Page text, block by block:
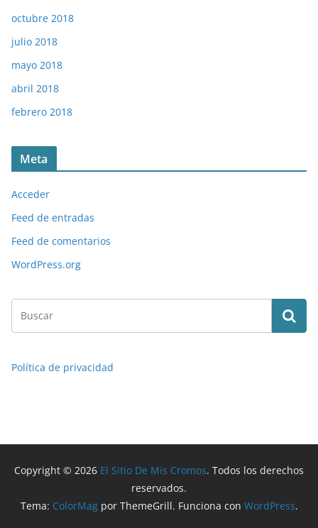
octubre 2018
julio 2018
mayo 2018
abril 2018
febrero 2018
Meta
Acceder
Feed de entradas
Feed de comentarios
WordPress.org
Política de privacidad
Copyright © 2026 El Sitio De Mis Cromos. Todos los derechos
reservados.
Tema: ColorMagpor ThemeGrill. Funciona con WordPress.